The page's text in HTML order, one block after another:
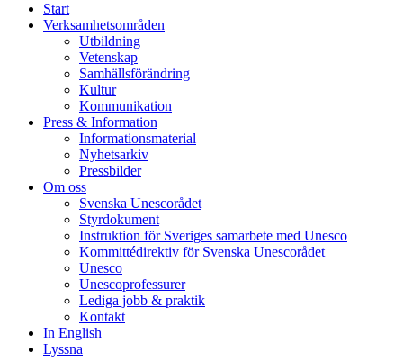
Start
Verksamhetsområden
Utbildning
Vetenskap
Samhällsförändring
Kultur
Kommunikation
Press & Information
Informationsmaterial
Nyhetsarkiv
Pressbilder
Om oss
Svenska Unescorådet
Styrdokument
Instruktion för Sveriges samarbete med Unesco
Kommittédirektiv för Svenska Unescorådet
Unesco
Unescoprofessurer
Lediga jobb & praktik
Kontakt
In English
Lyssna